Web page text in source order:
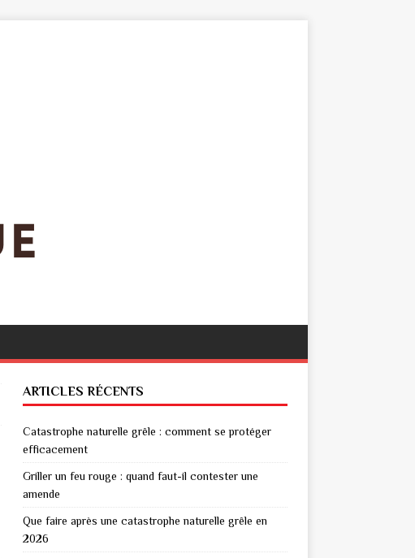
ARTICLES RÉCENTS
Catastrophe naturelle grêle : comment se protéger
efficacement
Griller un feu rouge : quand faut-il contester une
amende
Que faire après une catastrophe naturelle grêle en
2026